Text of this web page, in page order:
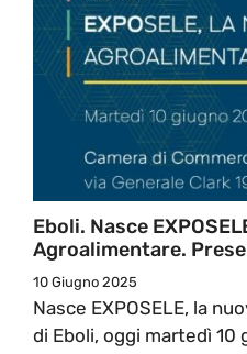
Eboli. Nasce
Agroalimentare.
10 Giugno 2025
Nasce EXPOSELE, la
di Eboli, oggi martedì 10